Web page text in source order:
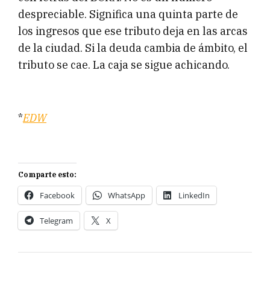
despreciable. Significa una quinta parte de
los ingresos que ese tributo deja en las arcas
de la ciudad. Si la deuda cambia de ámbito, el
tributo se cae. La caja se sigue achicando.
*EDW
Comparte esto:
Facebook WhatsApp LinkedIn
Telegram X